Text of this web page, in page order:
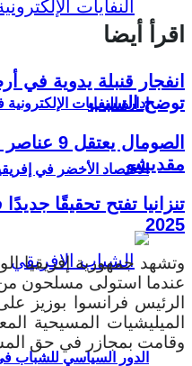
إدارة النفايات
الاقتصاد الأخضر في
الدور السياسي للشباب
اقرأ أيضا
انفجار قنبلة يدوية
توضح السبب
الصومال
مقديشو
تنزانيا تفتح تحقيقًا
2025
عندما استولى مسلحون من
الرئيس فرانسوا بوزيز
الميليشيات المسيحية
وقامت بمجازر في حق